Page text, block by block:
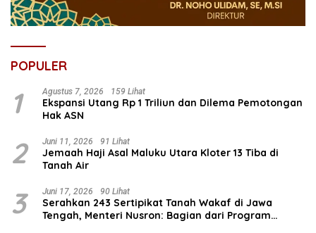
POPULER
1 Agustus 7, 2026 159 Lihat
Ekspansi Utang Rp 1 Triliun dan Dilema Pemotongan
Hak ASN
2 Juni 11, 2026 91 Lihat
Jemaah Haji Asal Maluku Utara Kloter 13 Tiba di
Tanah Air
3 Juni 17, 2026 90 Lihat
Serahkan 243 Sertipikat Tanah Wakaf di Jawa
Tengah, Menteri Nusron: Bagian dari Program